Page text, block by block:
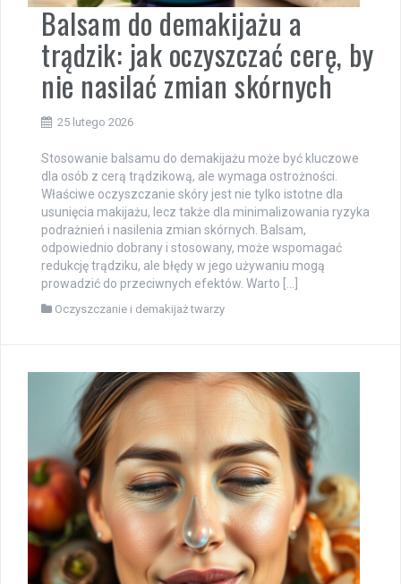
Balsam do demakijażu a
trądzik: jak oczyszczać cerę, by
nie nasilać zmian skórnych
25 lutego 2026
Stosowanie balsamu do demakijażu może być kluczowe
dla osób z cerą trądzikową, ale wymaga ostrożności.
Właściwe oczyszczanie skóry jest nie tylko istotne dla
usunięcia makijażu, lecz także dla minimalizowania ryzyka
podrażnień i nasilenia zmian skórnych. Balsam,
odpowiednio dobrany i stosowany, może wspomagać
redukcję trądziku, ale błędy w jego używaniu mogą
prowadzić do przeciwnych efektów. Warto […]
Oczyszczanie i demakijaż twarzy